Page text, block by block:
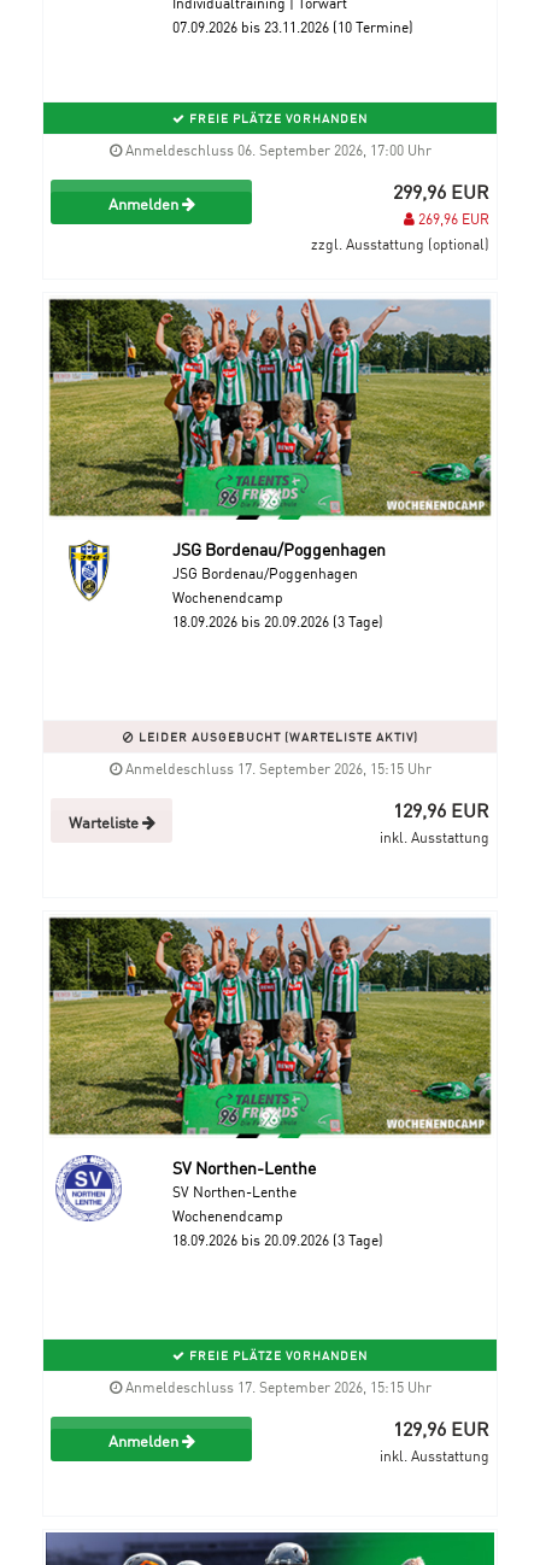
07.09.2026 bis 23.11.2026 (10 Termine)
FREIE PLÄTZE VORHANDEN
Anmeldeschluss 06. September 2026, 17:00 Uhr
Anmelden 299,96 EUR
269,96 EUR
zzgl. Ausstattung (optional)
JSG Bordenau/Poggenhagen
JSG Bordenau/Poggenhagen
Wochenendcamp
18.09.2026 bis 20.09.2026 (3 Tage)
LEIDER AUSGEBUCHT (WARTELISTE AKTIV)
Anmeldeschluss 17. September 2026, 15:15 Uhr
Warteliste 129,96 EUR
inkl. Ausstattung
SV Northen-Lenthe
SV Northen-Lenthe
Wochenendcamp
18.09.2026 bis 20.09.2026 (3 Tage)
FREIE PLÄTZE VORHANDEN
Anmeldeschluss 17. September 2026, 15:15 Uhr
Anmelden 129,96 EUR
inkl. Ausstattung